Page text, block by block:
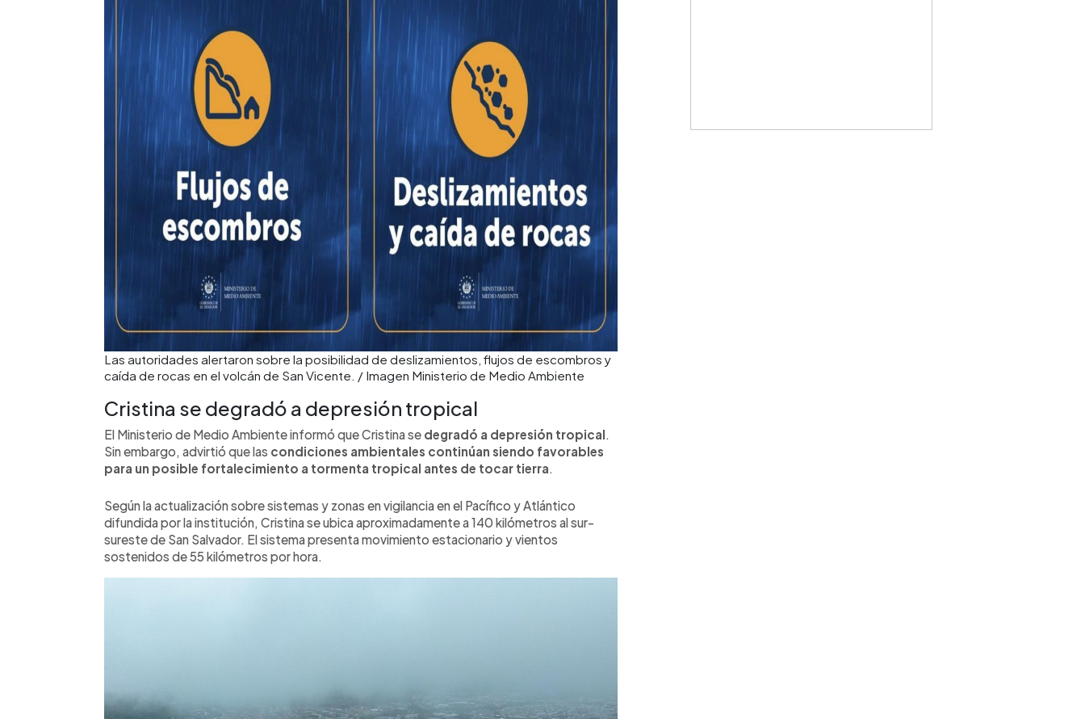
Las autoridades alertaron sobre la posibilidad de deslizamientos, flujos de escombros y
caída de rocas en el volcán de San Vicente. / Imagen Ministerio de Medio Ambiente
Cristina se degradó a depresión tropical
El Ministerio de Medio Ambiente informó que Cristina se degradó a depresión tropical.
Sin embargo, advirtió que las condiciones ambientales continúan siendo favorables
para un posible fortalecimiento a tormenta tropical antes de tocar tierra.
Según la actualización sobre sistemas y zonas en vigilancia en el Pacífico y Atlántico
difundida por la institución, Cristina se ubica aproximadamente a 140 kilómetros al sur-
sureste de San Salvador. El sistema presenta movimiento estacionario y vientos
sostenidos de 55 kilómetros por hora.